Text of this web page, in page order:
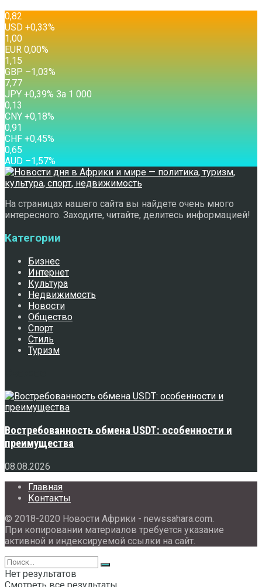
0,82
USD +0,33%
1,00
EUR 0,00%
1,15
GBP –1,03%
7,77
JPY +0,39% За 1 000
0,13
CNY +0,18%
0,91
CHF +0,45%
0,65
AUD –1,57%
На страницах нашего сайта вы найдете очень много
интересного. Заходите, читайте, делитесь информацией!
Категории
Бизнес
Интернет
Культура
Недвижимость
Новости
Общество
Спорт
Стиль
Туризм
Востребованность обмена USDT: особенности и
преимущества
08.08.2026
Главная
Контакты
© 2018-2020 Новости Африки - newssahara.com.
При копировании материалов требуется указание
активной и индексируемой ссылки на сайт.
Нет результатов
Смотреть все результаты